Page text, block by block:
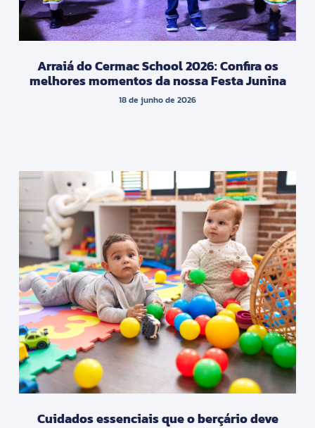
Arraiá do Cermac School 2026: Confira os
melhores momentos da nossa Festa Junina
18 de junho de 2026
Cuidados essenciais que o berçário deve